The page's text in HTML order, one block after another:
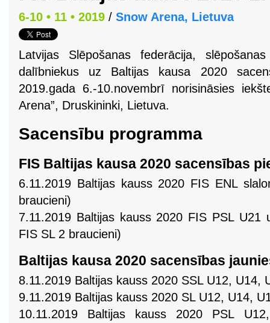
6-10 • 11 • 2019 / Snow Arena, Lietuva
Latvijas Slēpošanas federācija,
dalībniekus uz Baltijas kausa 2020
2019.gada 6.-10.novembrī norisināsies
Arena”, Druskininki, Lietuva.
Sacensību programma
FIS Baltijas kausa 2020 sacensības
6.11.2019 Baltijas kauss 2020 FIS ENL
braucieni)
7.11.2019 Baltijas kauss 2020 FIS PSL U21
FIS SL 2 braucieni)
Baltijas kausa 2020 sacensības
8.11.2019 Baltijas kauss 2020 SSL U12, U14,
9.11.2019 Baltijas kauss 2020 SL U12, U14,
10.11.2019 Baltijas kauss 2020 PSL